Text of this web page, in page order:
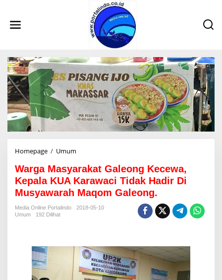
Homepage / Umum
r
g
a
M
a
a
a
Warga Masyarakat Galeong Kecewa,
Kepala KUA Karawaci Tidak Hadir Di
Musyawarah Maqom Galeong.
Media Online Portalindo
2018-05-10
Umum
192 Dilihat